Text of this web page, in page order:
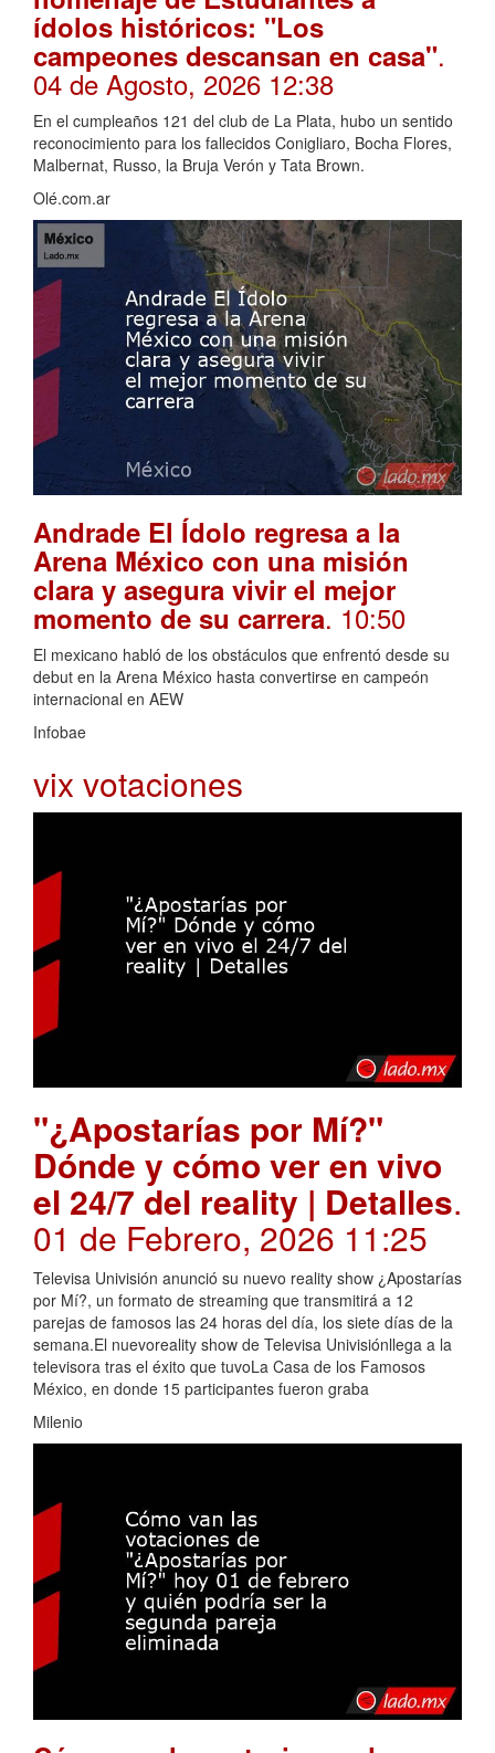
ídolos históricos: "Los
campeones descansan en casa".
04 de Agosto, 2026 12:38
En el cumpleaños 121 del club de La Plata, hubo un sentido
reconocimiento para los fallecidos Conigliaro, Bocha Flores,
Malbernat, Russo, la Bruja Verón y Tata Brown.
Olé.com.ar
Andrade El Ídolo regresa a la
Arena México con una misión
clara y asegura vivir el mejor
momento de su carrera. 10:50
El mexicano habló de los obstáculos que enfrentó desde su
debut en la Arena México hasta convertirse en campeón
internacional en AEW
Infobae
vix votaciones
"¿Apostarías por Mí?"
Dónde y cómo ver en vivo
el 24/7 del reality | Detalles.
01 de Febrero, 2026 11:25
Televisa Univisión anunció su nuevo reality show ¿Apostarías
por Mí?, un formato de streaming que transmitirá a 12
parejas de famosos las 24 horas del día, los siete días de la
semana.El nuevoreality show de Televisa Univisiónllega a la
televisora tras el éxito que tuvoLa Casa de los Famosos
México, en donde 15 participantes fueron graba
Milenio